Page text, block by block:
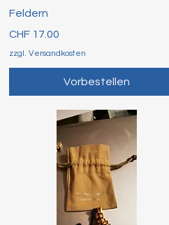
Feldern
Preis
CHF 17.00
zzgl. Versandkosten
Vorbestellen